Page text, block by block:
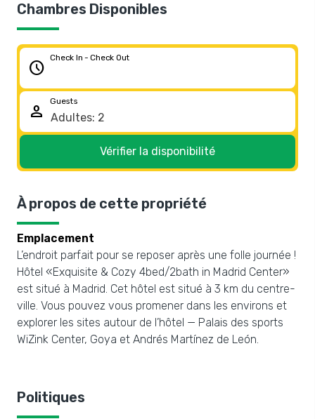
Chambres Disponibles
schedule
Check In - Check Out
person
Guests
Vérifier la disponibilité
À propos de cette propriété
Emplacement
L’endroit parfait pour se reposer après une folle journée !
Hôtel «Exquisite & Cozy 4bed/2bath in Madrid Center»
est situé à Madrid. Cet hôtel est situé à 3 km du centre-
ville. Vous pouvez vous promener dans les environs et
explorer les sites autour de l’hôtel — Palais des sports
WiZink Center, Goya et Andrés Martínez de León.
Politiques